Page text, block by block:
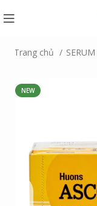
Trang chủ
NEW